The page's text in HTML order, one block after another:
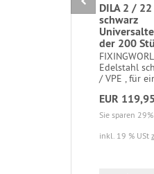
DILA 2 /
schwarz
der 200
Edelstahl
/ VPE , für
EUR 119,95
Sie sparen
inkl. 19 % USt